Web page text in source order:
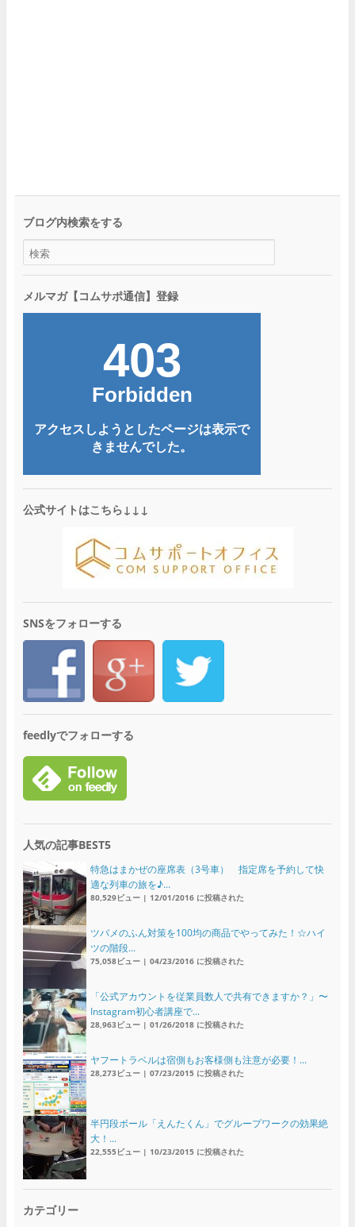
ブログ内検索をする
メルマガ【コムサポ通信】登録
公式サイトはこちら↓↓↓
SNSをフォローする
feedlyでフォローする
人気の記事BEST5
特急はまかぜの座席表（3号車） 指定席を予約して快
適な列車の旅を♪...
80,529ビュー| 12/01/2016 に投稿された
ツバメのふん対策を100均の商品でやってみた！☆ハイ
ツの階段...
75,058ビュー| 04/23/2016 に投稿された
「公式アカウントを従業員数人で共有できますか？」〜
Instagram初心者講座で...
28,963ビュー| 01/26/2018 に投稿された
ヤフートラベルは宿側もお客様側も注意が必要！...
28,273ビュー| 07/23/2015 に投稿された
半円段ボール「えんたくん」でグループワークの効果絶
大！...
22,555ビュー| 10/23/2015 に投稿された
カテゴリー